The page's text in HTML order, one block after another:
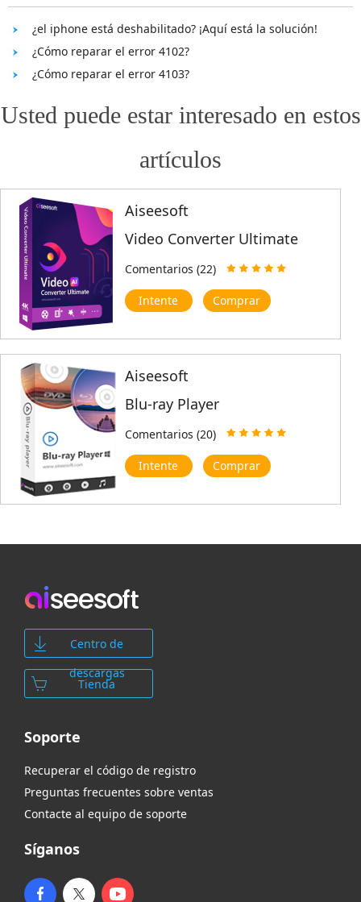
¿el iphone está deshabilitado? ¡Aquí está la solución!
¿Cómo reparar el error 4102?
¿Cómo reparar el error 4103?
Usted puede estar interesado en estos
artículos
Aiseesoft
Video Converter Ultimate
Comentarios (22)
Intente Comprar
Aiseesoft
Blu-ray Player
Comentarios (20)
Intente Comprar
Centro de
descargas
Tienda
Soporte
Recuperar el código de registro
Preguntas frecuentes sobre ventas
Contacte al equipo de soporte
Síganos